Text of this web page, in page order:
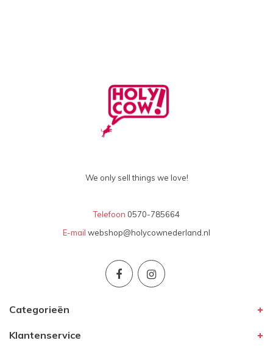
We only sell things we love!
Telefoon 0570-785664
E-mail webshop@holycownederland.nl
Categorieën
Klantenservice